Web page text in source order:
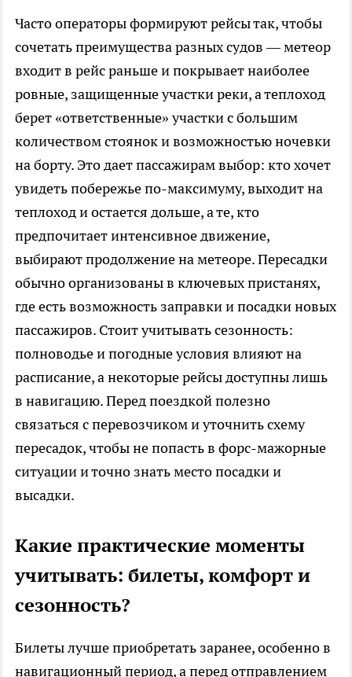
Часто операторы формируют рейсы так, чтобы
сочетать преимущества разных судов — метеор
входит в рейс раньше и покрывает наиболее
ровные, защищенные участки реки, а теплоход
берет «ответственные» участки с большим
количеством стоянок и возможностью ночевки
на борту. Это дает пассажирам выбор: кто хочет
увидеть побережье по-максимуму, выходит на
теплоход и остается дольше, а те, кто
предпочитает интенсивное движение,
выбирают продолжение на метеоре. Пересадки
обычно организованы в ключевых пристанях,
где есть возможность заправки и посадки новых
пассажиров. Стоит учитывать сезонность:
полноводье и погодные условия влияют на
расписание, а некоторые рейсы доступны лишь
в навигацию. Перед поездкой полезно
связаться с перевозчиком и уточнить схему
пересадок, чтобы не попасть в форс-мажорные
ситуации и точно знать место посадки и
высадки.
Какие практические моменты
учитывать: билеты, комфорт и
сезонность?
Билеты лучше приобретать заранее, особенно в
навигационный период, а перед отправлением